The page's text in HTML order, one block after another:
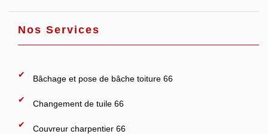
Nos Services
Bâchage et pose de bâche toiture 66
Changement de tuile 66
Couvreur charpentier 66